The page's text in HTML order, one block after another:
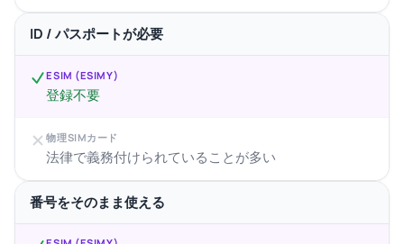
ID / パスポートが必要
ESIM (ESIMY)
登録不要
物理SIMカード
法律で義務付けられていることが多い
番号をそのまま使える